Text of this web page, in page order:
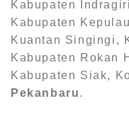
Kabupaten
Kabupaten
Kuantan Singingi,
Kabupaten Rokan
Kabupaten Siak,
Pekanbaru.